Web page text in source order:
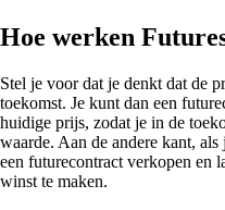
Hoe werken
Stel je voor dat je denkt dat de
toekomst. Je kunt dan een
huidige prijs, zodat je in de
waarde. Aan de andere kant,
een futurecontract verkopen en
winst te maken.